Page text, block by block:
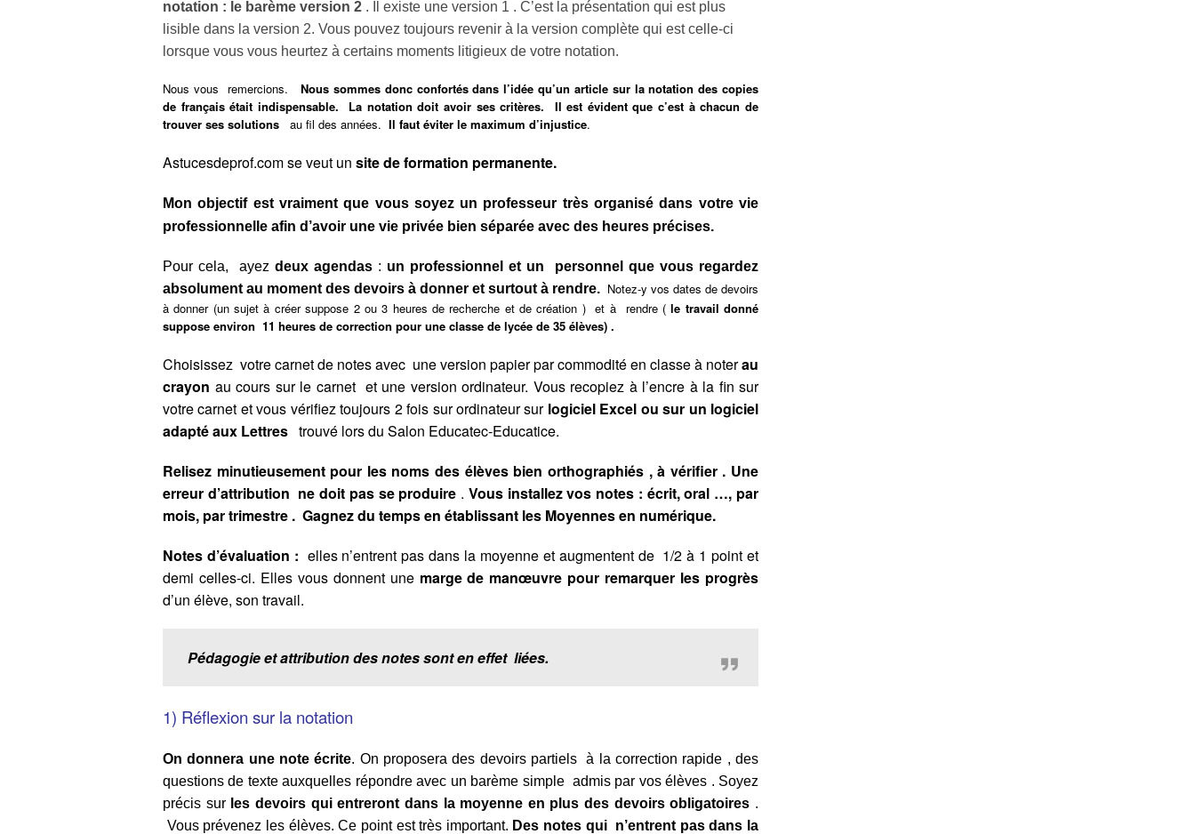
notation : le barème version 2 . Il existe une version 1 . C’est la présentation qui est plus
lisible dans la version 2. Vous pouvez toujours revenir à la version complète qui est celle-ci
lorsque vous vous heurtez à certains moments litigieux de votre notation.
Nous vous remercions.
Nous sommes donc confortés dans l’idée qu’un article sur la notation des copies
de français était indispensable. La notation doit avoir ses critères. Il est évident que c’est à chacun de
trouver ses solutions
au fil des années. Il faut éviter le maximum d’injustice.
Astucesdeprof.com se veut un site de formation permanente.
Mon objectif est vraiment que vous soyez un professeur très organisé dans votre vie
professionnelle afin d’avoir une vie privée bien séparée avec des heures précises.
Pour cela, ayez deux agendas : un professionnel et un personnel que vous regardez
absolument au moment des devoirs à donner et surtout à rendre. Notez-y vos dates de devoirs
à donner (un sujet à créer suppose 2 ou 3 heures de recherche et de création ) et à rendre (le travail donné
suppose environ 11 heures de correction pour une classe de lycée de 35 élèves) .
Choisissez votre carnet de notes avec une version papier par commodité en classe à noterau
crayon au cours sur le carnet et une version ordinateur. Vous recopiez à l’encre à la fin sur
votre carnet et vous vérifiez toujours 2 fois sur ordinateur sur logiciel Excel ou sur un logiciel
adapté aux Lettres trouvé lors du Salon Educatec-Educatice.
Relisez minutieusement pour les noms des élèves bien orthographiés , à vérifier . Une
erreur d’attribution ne doit pas se produire . Vous installez vos notes : écrit, oral …, par
mois, par trimestre . Gagnez du temps en établissant les Moyennes en numérique.
Notes d’évaluation : elles n’entrent pas dans la moyenne et augmentent de 1/2 à 1 point et
demi celles-ci. Elles vous donnent une marge de manœuvre pour remarquer les progrès
d’un élève, son travail.
Pédagogie et attribution des notes sont en effet liées.
1) Réflexion sur la notation
On donnera une note écrite. On proposera des devoirs partiels à la correction rapide , des
questions de texte auxquelles répondre avec un barème simple admis par vos élèves . Soyez
précis surles devoirs qui entreront dans la moyenne en plus des devoirs obligatoires .
Vous prévenez les élèves. Ce point est très important. Des notes qui n’entrent pas dans la